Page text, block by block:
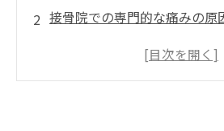
接骨院での専門的な痛みの原
痛み改善に向けた接骨院の施